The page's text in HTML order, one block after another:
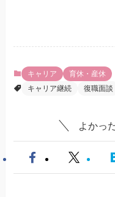
キャリア
育休・産休
キャリア継続
復職面談
よかっ